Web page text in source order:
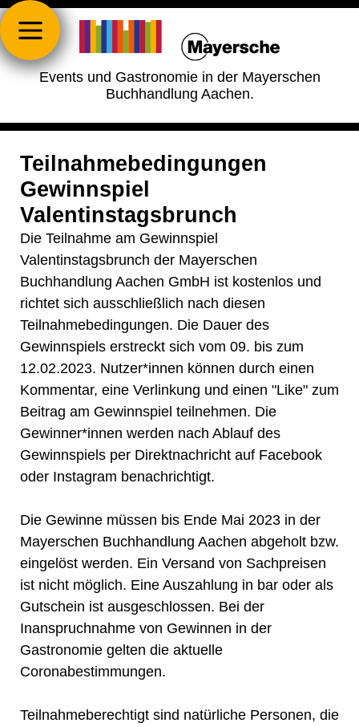
Events und Gastronomie in der Mayerschen
Buchhandlung Aachen.
Teilnahmebedingungen
Gewinnspiel
Valentinstagsbrunch
Die Teilnahme am Gewinnspiel
Valentinstagsbrunch der Mayerschen
Buchhandlung Aachen GmbH ist kostenlos und
richtet sich ausschließlich nach diesen
Teilnahmebedingungen. Die Dauer des
Gewinnspiels erstreckt sich vom 09. bis zum
12.02.2023. Nutzer*innen können durch einen
Kommentar, eine Verlinkung und einen "Like" zum
Beitrag am Gewinnspiel teilnehmen. Die
Gewinner*innen werden nach Ablauf des
Gewinnspiels per Direktnachricht auf Facebook
oder Instagram benachrichtigt.
Die Gewinne müssen bis Ende Mai 2023 in der
Mayerschen Buchhandlung Aachen abgeholt bzw.
eingelöst werden. Ein Versand von Sachpreisen
ist nicht möglich. Eine Auszahlung in bar oder als
Gutschein ist ausgeschlossen. Bei der
Inanspruchnahme von Gewinnen in der
Gastronomie gelten die aktuelle
Coronabestimmungen.
Teilnahmeberechtigt sind natürliche Personen, die